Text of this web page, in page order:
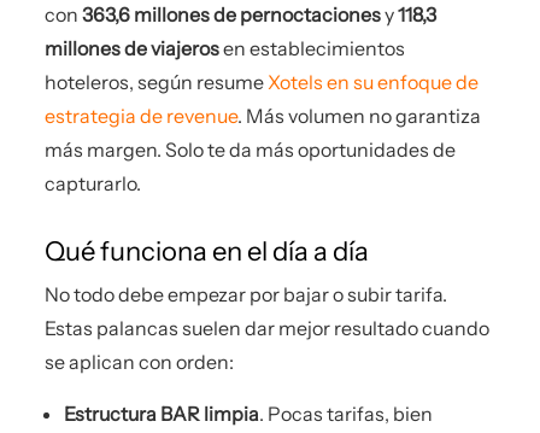
con363,6 millones de pernoctacionesy118,3
millones de viajerosen establecimientos
hoteleros, según resume Xotels en su enfoque de
estrategia de revenue. Más volumen no garantiza
más margen. Solo te da más oportunidades de
capturarlo.
Qué funciona en el día a día
No todo debe empezar por bajar o subir tarifa.
Estas palancas suelen dar mejor resultado cuando
se aplican con orden:
Estructura BAR limpia. Pocas tarifas, bien